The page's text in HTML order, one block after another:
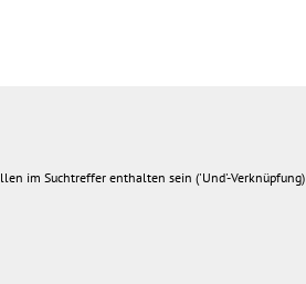
im Suchtreffer enthalten sein ('Und'-Verknüpfung)